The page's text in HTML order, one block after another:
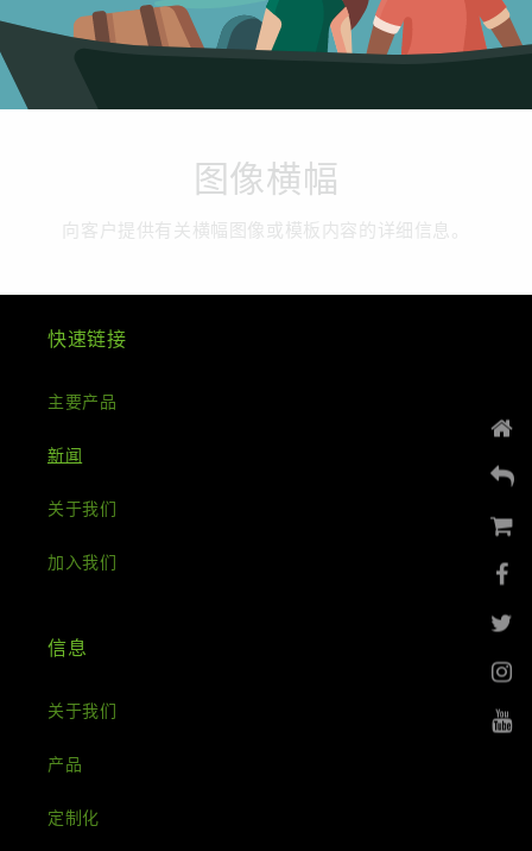
图像横幅
向客户提供有关横幅图像或模板内容的详细信息。
快速链接
主要产品
新闻
关于我们
加入我们
信息
关于我们
产品
定制化